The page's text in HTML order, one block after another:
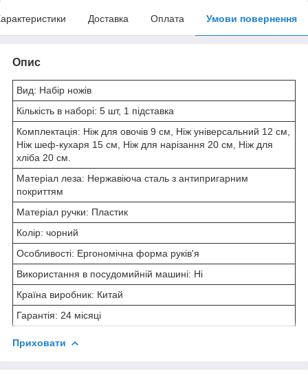
Доставка Оплата Умови повернення
Опис
Вид: Набір ножів
Кількість в наборі: 5 шт, 1 підставка
Комплектація: Ніж для овочів 9 см, Ніж універсальний 12 см,
Ніж шеф-кухаря 15 см, Ніж для нарізання 20 см, Ніж для
хліба 20 см.
Матеріал леза: Нержавіюча сталь з антипригарним
покриттям
Матеріал ручки: Пластик
Колір: чорний
Особливості: Ергономічна форма руків'я
Використання в посудомийній машині: Ні
Країна виробник: Китай
Гарантія: 24 місяці
Приховати